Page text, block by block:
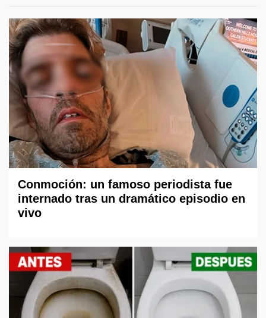
Conmoción: un famoso periodista fue
internado tras un dramático episodio en
vivo